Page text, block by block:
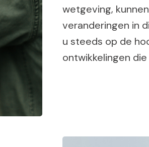
wetgeving,
veranderingen in
u steeds op de
ontwikkelingen